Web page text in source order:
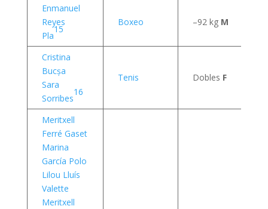
Enmanuel
Reyes
Pla
15
Boxeo –92 kg M
Cristina
Bucșa
Sara
Sorribes
16
Tenis Dobles F
Meritxell
Ferré Gaset
Marina
García Polo
Lilou Lluís
Valette
Meritxell